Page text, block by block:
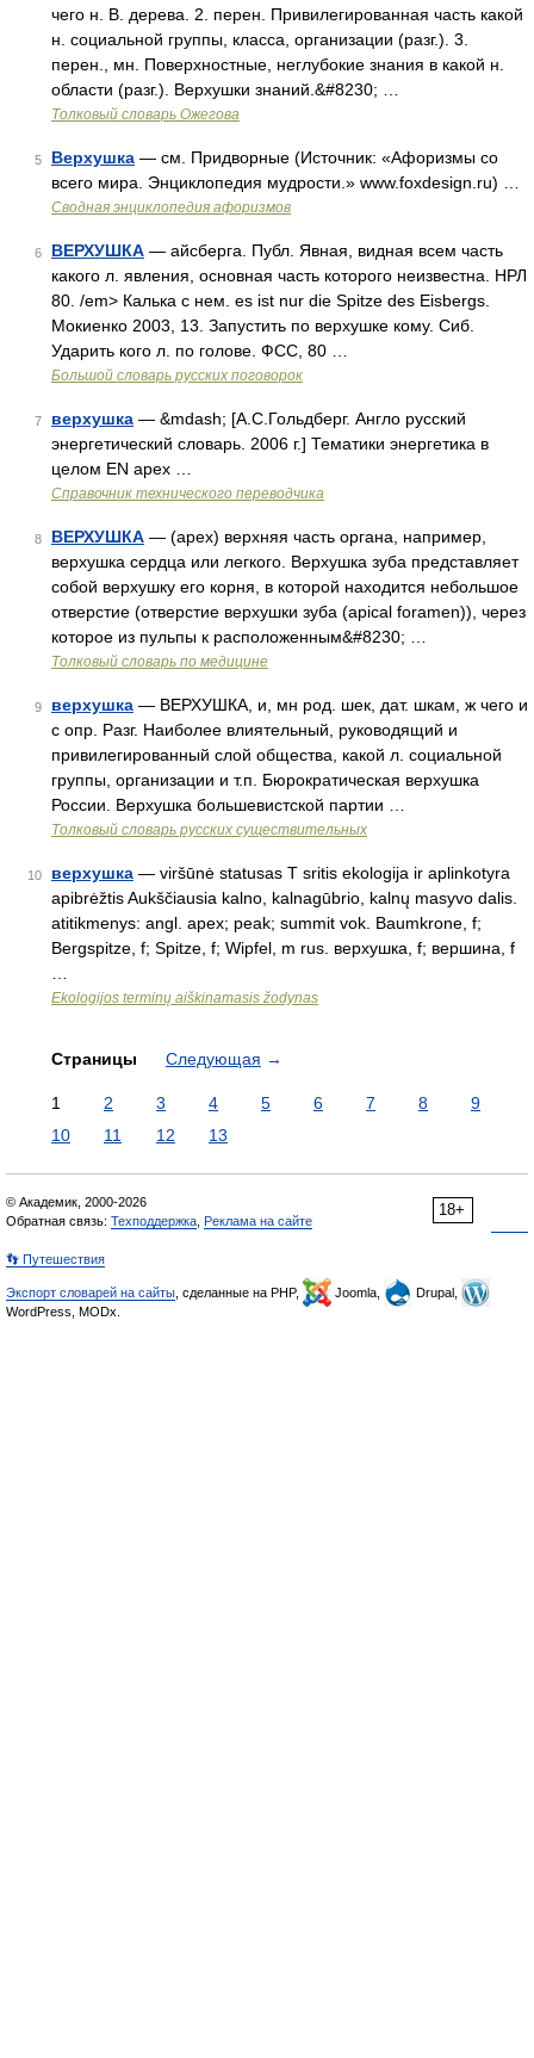
чего н. В. дерева. 2. перен. Привилегированная часть какой
н. социальной группы, класса, организации (разг.). 3.
перен., мн. Поверхностные, неглубокие знания в какой н.
области (разг.). Верхушки знаний.&#8230; …
Толковый словарь Ожегова
5 Верхушка — см. Придворные (Источник: «Афоризмы со
всего мира. Энциклопедия мудрости.» www.foxdesign.ru) …
Сводная энциклопедия афоризмов
6 ВЕРХУШКА — айсберга. Публ. Явная, видная всем часть
какого л. явления, основная часть которого неизвестна. НРЛ
80. /em> Калька с нем. es ist nur die Spitze des Eisbergs.
Мокиенко 2003, 13. Запустить по верхушке кому. Сиб.
Ударить кого л. по голове. ФСС, 80 …
Большой словарь русских поговорок
7 верхушка — &mdash; [А.С.Гольдберг. Англо русский
энергетический словарь. 2006 г.] Тематики энергетика в
целом EN apex …
Справочник технического переводчика
8 ВЕРХУШКА — (apex) верхняя часть органа, например,
верхушка сердца или легкого. Верхушка зуба представляет
собой верхушку его корня, в которой находится небольшое
отверстие (отверстие верхушки зуба (apical foramen)), через
которое из пульпы к расположенным&#8230; …
Толковый словарь по медицине
9 верхушка — ВЕРХУШКА, и, мн род. шек, дат. шкам, ж чего и
с опр. Разг. Наиболее влиятельный, руководящий и
привилегированный слой общества, какой л. социальной
группы, организации и т.п. Бюрократическая верхушка
России. Верхушка большевистской партии …
Толковый словарь русских существительных
10 верхушка — viršūnė statusas T sritis ekologija ir aplinkotyra
apibrėžtis Aukščiausia kalno, kalnagūbrio, kalnų masyvo dalis.
atitikmenys: angl. apex; peak; summit vok. Baumkrone, f;
Bergspitze, f; Spitze, f; Wipfel, m rus. верхушка, f; вершина, f
Ekologijos terminų aiškinamasis žodynas
Страницы Следующая →
1 2 3 4 5 6 7 8
9
10
11 12 13
18+
© Академик, 2000-2026
Обратная связь: Техподдержка Реклама на сайте
👣 Путешествия
Экспорт словарей на сайты , сделанные на PHP, Joomla,
Drupal,
WordPress, MODx.